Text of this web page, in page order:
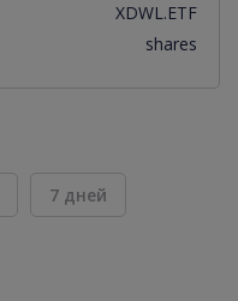
XDWL.ETF
shares
7 дней